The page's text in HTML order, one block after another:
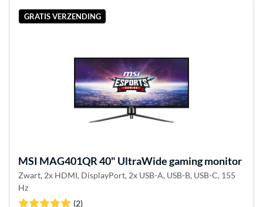
GRATIS VERZENDING
MSI MAG401QR 40" UltraWide gaming monitor
Zwart, 2x HDMI, DisplayPort, 2x USB-A, USB-B, USB-C, 155
Hz
(2)